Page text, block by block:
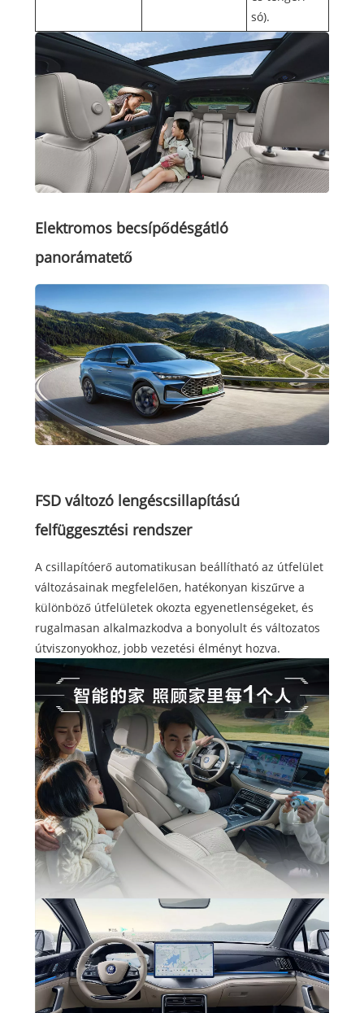
só).
Elektromos becsípődésgátló
panorámatető
FSD változó lengéscsillapítású
felfüggesztési rendszer
A csillapítóerő automatikusan beállítható az útfelület
változásainak megfelelően, hatékonyan kiszűrve a
különböző útfelületek okozta egyenetlenségeket, és
rugalmasan alkalmazkodva a bonyolult és változatos
útviszonyokhoz, jobb vezetési élményt hozva.